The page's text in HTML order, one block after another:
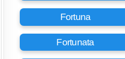
Fortuna
Fortunata